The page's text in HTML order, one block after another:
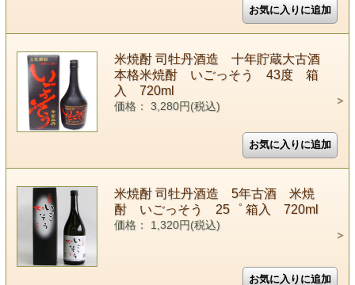
米焼酎 司牡丹酒造 十年貯蔵大古酒
本格米焼酎 いごっそう 43度 箱
入 720ml
価格： 3,280円(税込)
米焼酎 司牡丹酒造 5年古酒 米焼
酎 いごっそう 25゜ 箱入 720ml
価格： 1,320円(税込)